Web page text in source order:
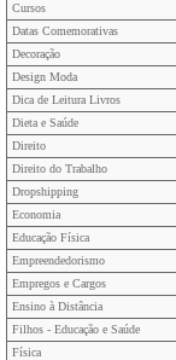
Cursos
Datas Comemorativas
Decoração
Design Moda
Dica de Leitura Livros
Dieta e Saúde
Direito
Direito do Trabalho
Dropshipping
Economia
Educação Física
Empreendedorismo
Empregos e Cargos
Ensino à Distância
Filhos - Educação e Saúde
Física